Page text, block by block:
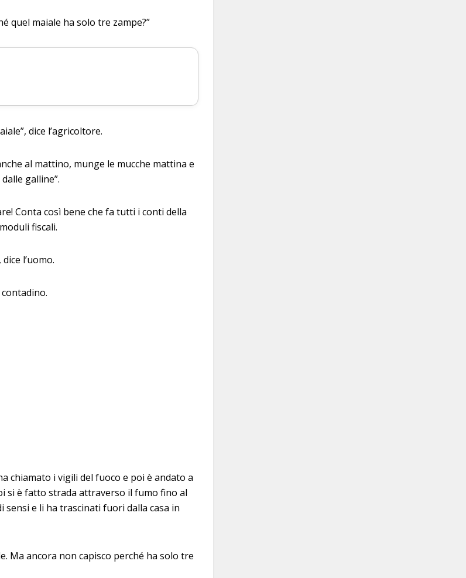
quel maiale ha solo tre zampe?”
dice l’agricoltore.
al mattino, munge le mucche mattina e
galline”.
Conta così bene che fa tutti i conti della
fiscali.
l’uomo.
chiamato i vigili del fuoco e poi è andato a
si è fatto strada attraverso il fumo fino al
e li ha trascinati fuori dalla casa in
Ma ancora non capisco perché ha solo tre